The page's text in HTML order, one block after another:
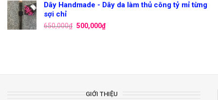
Dây Handmade - Dây da làm thủ công tỷ mỉ từng
sợi chỉ
650,000₫ 500,000₫
GIỚI THIỆU